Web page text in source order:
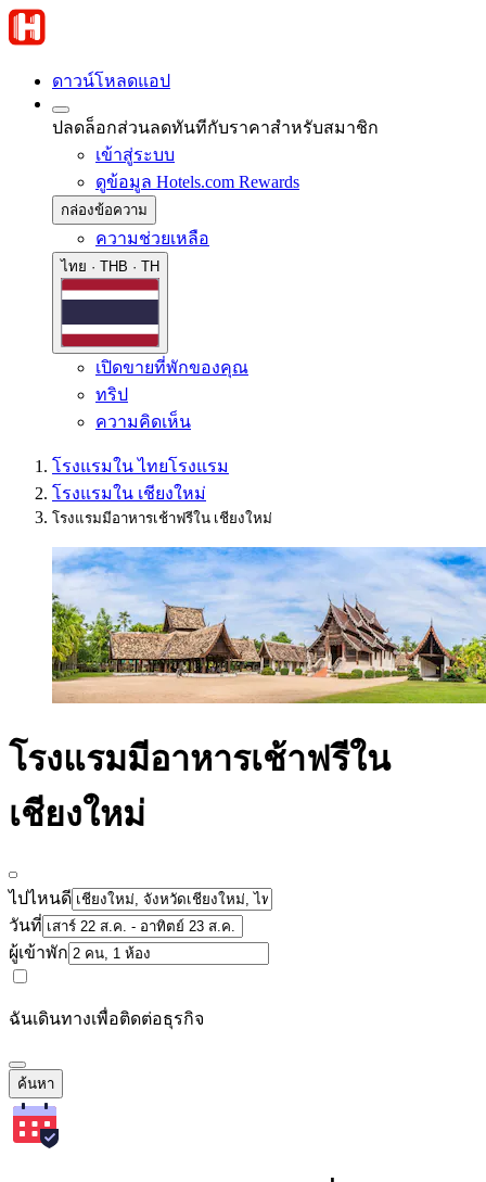
ดาวน์โหลดแอป
ปลดล็อกส่วนลดทันทีกับราคาสำหรับสมาชิก
เข้าสู่ระบบ
ดูข้อมูล Hotels.com Rewards
กล่องข้อความ
ความช่วยเหลือ
ไทย · THB · TH
เปิดขายที่พักของคุณ
ทริป
ความคิดเห็น
โรงแรมใน ไทยโรงแรม
โรงแรมใน เชียงใหม่
โรงแรมมีอาหารเช้าฟรีใน เชียงใหม่
โรงแรมมีอาหารเช้าฟรีใน
เชียงใหม่
ไปไหนดี
วันที่
ผู้เข้าพัก
ฉันเดินทางเพื่อติดต่อธุรกิจ
ค้นหา